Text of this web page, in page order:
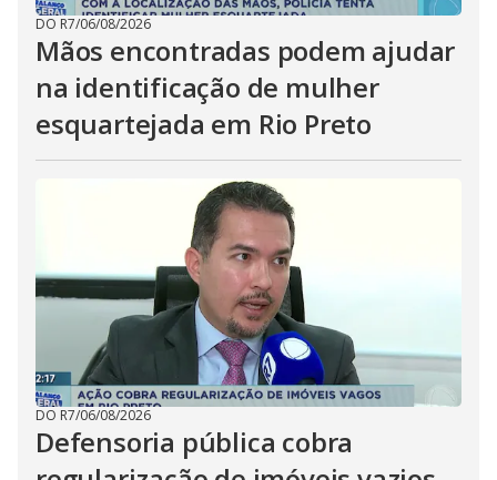
DO R7/06/08/2026
Mãos encontradas podem ajudar
na identificação de mulher
esquartejada em Rio Preto
DO R7/06/08/2026
Defensoria pública cobra